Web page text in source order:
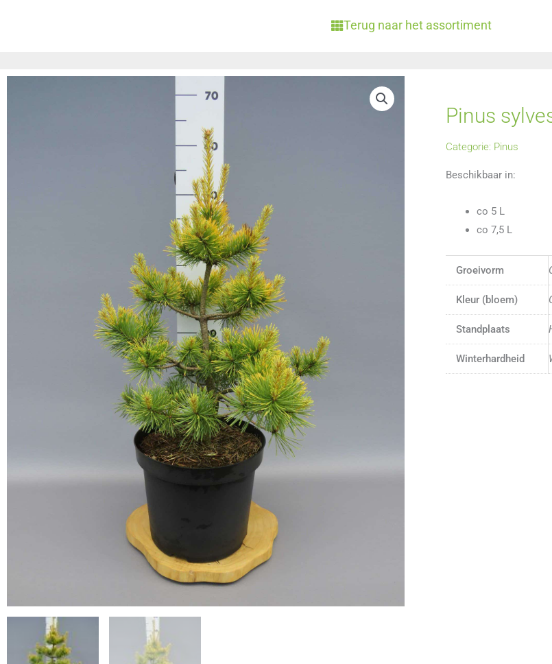
Terug naar het assortiment
Pinus
Categorie: Pinus
Beschikbaar in:
co 5 L
co 7,5 L
Groeivorm
Kleur (bloem)
Standplaats
Winterhardheid